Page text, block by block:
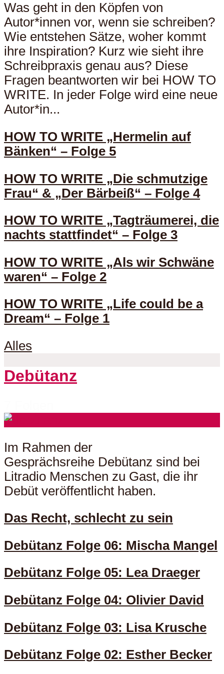
Was geht in den Köpfen von
Autor*innen vor, wenn sie schreiben?
Wie entstehen Sätze, woher kommt
ihre Inspiration? Kurz wie sieht ihre
Schreibpraxis genau aus? Diese
Fragen beantworten wir bei HOW TO
WRITE. In jeder Folge wird eine neue
Autor*in...
HOW TO WRITE „Hermelin auf
Bänken“ – Folge 5
HOW TO WRITE „Die schmutzige
Frau“ & „Der Bärbeiß“ – Folge 4
HOW TO WRITE „Tagträumerei, die
nachts stattfindet“ – Folge 3
HOW TO WRITE „Als wir Schwäne
waren“ – Folge 2
HOW TO WRITE „Life could be a
Dream“ – Folge 1
Alles
Debütanz
Im Rahmen der
Gesprächsreihe Debütanz sind bei
Litradio Menschen zu Gast, die ihr
Debüt veröffentlicht haben.
Das Recht, schlecht zu sein
Debütanz Folge 06: Mischa Mangel
Debütanz Folge 05: Lea Draeger
Debütanz Folge 04: Olivier David
Debütanz Folge 03: Lisa Krusche
Debütanz Folge 02: Esther Becker